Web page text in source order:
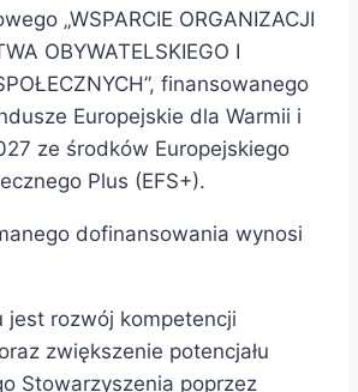
„WSPARCIE ORGANIZACJI
OBYWATELSKIEGO I
finansowanego
Europejskie dla Warmii i
ze środków Europejskiego
Plus (EFS+).
dofinansowania wynosi
jest rozwój kompetencji
zwiększenie potencjału
Stowarzyszenia poprzez